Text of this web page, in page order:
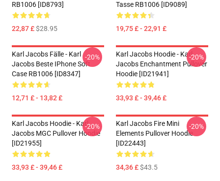
RB1006 [ID8793]
22,87 £$28.95
Tasse RB1006 [ID9089]
19,75 £ - 22,91 £
Karl Jacobs Fälle - Karl
Jacobs Beste IPhone Soft
Case RB1006 [ID8347]
12,71 £ - 13,82 £
-20%
Karl Jacobs Hoodie - Karl
Jacobs Enchantment Pullover
Hoodie [ID21941]
33,93 £ - 39,46 £
-20%
Karl Jacobs Hoodie - Karl
Jacobs MGC Pullover Hoodie
[ID21955]
33,93 £ - 39,46 £
-20%
Karl Jacobs Fire Mini
Elements Pullover Hoodie
[ID22443]
34,36 £$43.5
-20%